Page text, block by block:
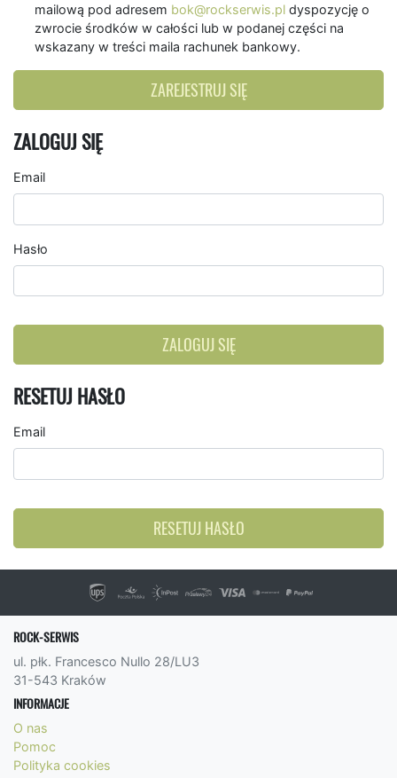
mailową pod adresem bok@rockserwis.pl dyspozycję o
zwrocie środków w całości lub w podanej części na
wskazany w treści maila rachunek bankowy.
ZAREJESTRUJ SIĘ
ZALOGUJ SIĘ
Email
Hasło
ZALOGUJ SIĘ
RESETUJ HASŁO
Email
RESETUJ HASŁO
ROCK-SERWIS
ul. płk. Francesco Nullo 28/LU3
31-543 Kraków
INFORMACJE
O nas
Pomoc
Polityka cookies